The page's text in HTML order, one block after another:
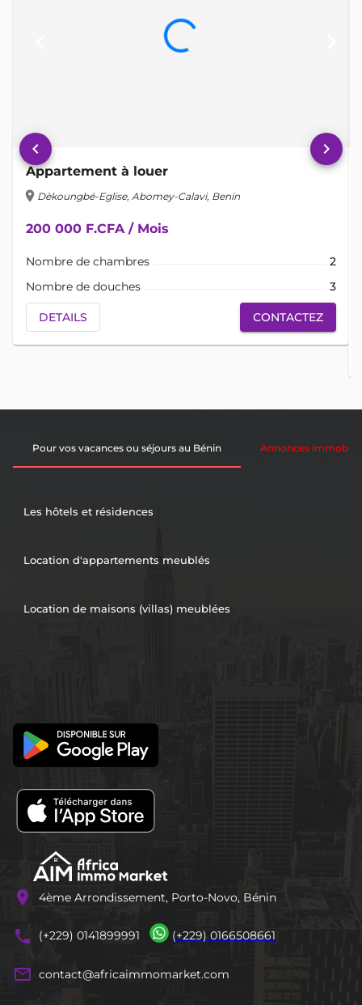
Appartement à louer
location_on Dèkoungbé-Eglise, Abomey-Calavi, Benin
200 000 F.CFA / Mois
Nombre de chambres
2
Nombre de douches
3
DETAILS CONTACTEZ
keyboard_arrow_left keyboard_arrow_right
Pour vos vacances ou séjours au Bénin Annonces
Les hôtels et résidences
Location d'appartements meublés
Location de maisons (villas) meublées
location_on 4ème Arrondissement, Porto-Novo, Bénin
phones(+229) 0141899991 (+229) 0166508661
mail_outline contact@africaimmomarket.com